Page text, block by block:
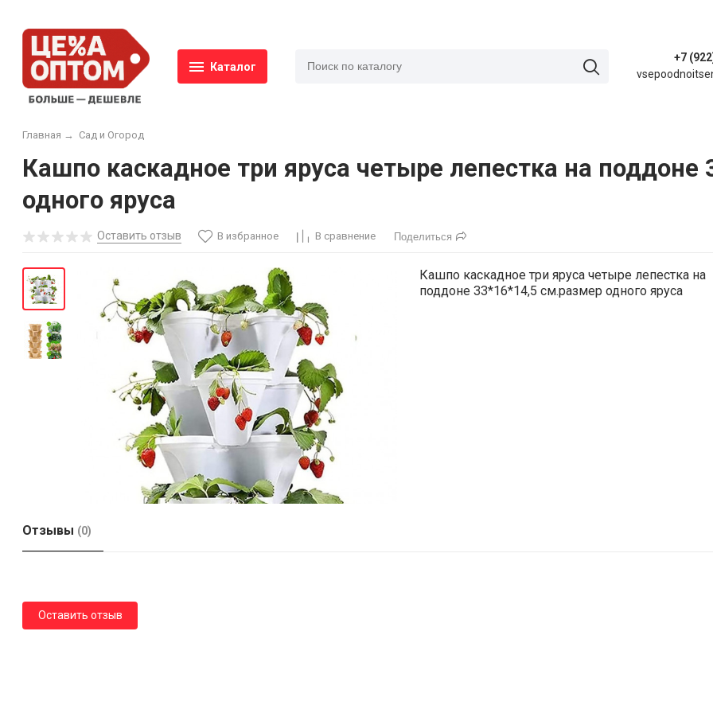
Каталог
+7
Главная → Сад и Огород
Кашпо каскадное три яруса четыре лепестка на
одного яруса
Оставить отзыв В избранное В сравнение Поделиться
Кашпо каскадное три яруса четыре лепестка на
поддоне 33*16*14,5 см.размер одного яруса
Отзывы (0)
Оставить отзыв